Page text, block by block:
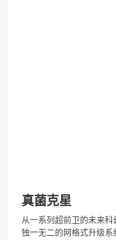
真菌克星
从一系列超前卫的未来
独一无二的网格式升级